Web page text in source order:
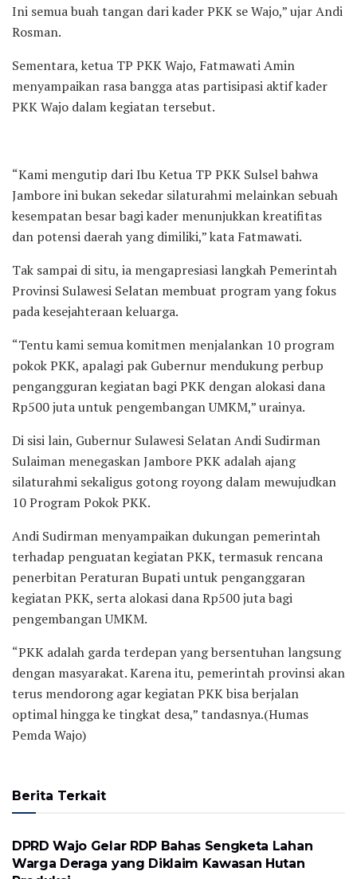
Ini semua buah tangan dari kader PKK se Wajo,” ujar Andi
Rosman.
Sementara, ketua TP PKK Wajo, Fatmawati Amin
menyampaikan rasa bangga atas partisipasi aktif kader
PKK Wajo dalam kegiatan tersebut.
“Kami mengutip dari Ibu Ketua TP PKK Sulsel bahwa
Jambore ini bukan sekedar silaturahmi melainkan sebuah
kesempatan besar bagi kader menunjukkan kreatifitas
dan potensi daerah yang dimiliki,” kata Fatmawati.
Tak sampai di situ, ia mengapresiasi langkah Pemerintah
Provinsi Sulawesi Selatan membuat program yang fokus
pada kesejahteraan keluarga.
“Tentu kami semua komitmen menjalankan 10 program
pokok PKK, apalagi pak Gubernur mendukung perbup
pengangguran kegiatan bagi PKK dengan alokasi dana
Rp500 juta untuk pengembangan UMKM,” urainya.
Di sisi lain, Gubernur Sulawesi Selatan Andi Sudirman
Sulaiman menegaskan Jambore PKK adalah ajang
silaturahmi sekaligus gotong royong dalam mewujudkan
10 Program Pokok PKK.
Andi Sudirman menyampaikan dukungan pemerintah
terhadap penguatan kegiatan PKK, termasuk rencana
penerbitan Peraturan Bupati untuk penganggaran
kegiatan PKK, serta alokasi dana Rp500 juta bagi
pengembangan UMKM.
“PKK adalah garda terdepan yang bersentuhan langsung
dengan masyarakat. Karena itu, pemerintah provinsi akan
terus mendorong agar kegiatan PKK bisa berjalan
optimal hingga ke tingkat desa,” tandasnya.(Humas
Pemda Wajo)
Berita Terkait
LOKAL
DPRD Wajo Gelar RDP Bahas Sengketa Lahan
Warga Deraga yang Diklaim Kawasan Hutan